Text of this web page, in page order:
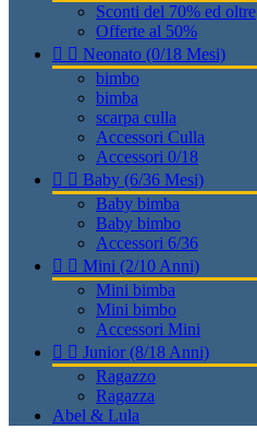
Sconti del 70% ed oltre
Offerte al 50%
  Neonato (0/18 Mesi)
bimbo
bimba
scarpa culla
Accessori Culla
Accessori 0/18
  Baby (6/36 Mesi)
Baby bimba
Baby bimbo
Accessori 6/36
  Mini (2/10 Anni)
Mini bimba
Mini bimbo
Accessori Mini
  Junior (8/18 Anni)
Ragazzo
Ragazza
Abel & Lula